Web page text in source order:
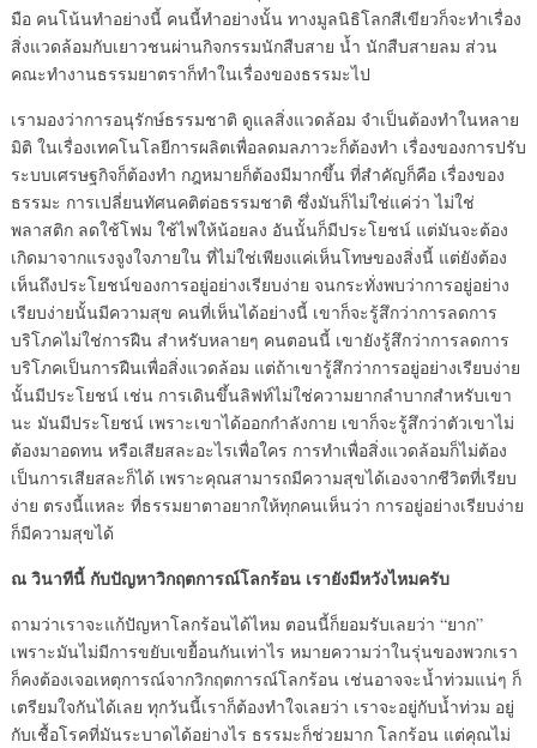
มือ คนโน้นทำอย่างนี้ คนนี้ทำอย่างนั้น ทางมูลนิธิโลกสีเขียวก็จะทำเรื่อง
สิ่งแวดล้อมกับเยาวชนผ่านกิจกรรมนักสืบสาย น้ำ นักสืบสายลม ส่วน
คณะทำงานธรรมยาตราก็ทำในเรื่องของธรรมะไป
เรามองว่าการอนุรักษ์ธรรมชาติ ดูแลสิ่งแวดล้อม จำเป็นต้องทำในหลาย
มิติ ในเรื่องเทคโนโลยีการผลิตเพื่อลดมลภาวะก็ต้องทำ เรื่องของการปรับ
ระบบเศรษฐกิจก็ต้องทำ กฎหมายก็ต้องมีมากขึ้น ที่สำคัญก็คือ เรื่องของ
ธรรมะ การเปลี่ยนทัศนคติต่อธรรมชาติ ซึ่งมันก็ไม่ใช่แค่ว่า ไม่ใช่
พลาสติก ลดใช้โฟม ใช้ไฟให้น้อยลง อันนั้นก็มีประโยชน์ แต่มันจะต้อง
เกิดมาจากแรงจูงใจภายใน ที่ไม่ใช่เพียงแค่เห็นโทษของสิ่งนี้ แต่ยังต้อง
เห็นถึงประโยชน์ของการอยู่อย่างเรียบง่าย จนกระทั่งพบว่าการอยู่อย่าง
เรียบง่ายนั้นมีความสุข คนที่เห็นได้อย่างนี้ เขาก็จะรู้สึกว่าการลดการ
บริโภคไม่ใช่การฝืน สำหรับหลายๆ คนตอนนี้ เขายังรู้สึกว่าการลดการ
บริโภคเป็นการฝืนเพื่อสิ่งแวดล้อม แต่ถ้าเขารู้สึกว่าการอยู่อย่างเรียบง่าย
นั้นมีประโยชน์ เช่น การเดินขึ้นลิฟท์ไม่ใช่ความยากลำบากสำหรับเขา
นะ มันมีประโยชน์ เพราะเขาได้ออกกำลังกาย เขาก็จะรู้สึกว่าตัวเขาไม่
ต้องมาอดทน หรือเสียสละอะไรเพื่อใคร การทำเพื่อสิ่งแวดล้อมก็ไม่ต้อง
เป็นการเสียสละก็ได้ เพราะคุณสามารถมีความสุขได้เองจากชีวิตที่เรียบ
ง่าย ตรงนี้แหละ ที่ธรรมยาตาอยากให้ทุกคนเห็นว่า การอยู่อย่างเรียบง่าย
ก็มีความสุขได้
ณ วินาทีนี้ กับปัญหาวิกฤตการณ์โลกร้อน เรายังมีหวังไหมครับ
ถามว่าเราจะแก้ปัญหาโลกร้อนได้ไหม ตอนนี้ก็ยอมรับเลยว่า “ยาก”
เพราะมันไม่มีการขยับเขยื้อนกันเท่าไร หมายความว่าในรุ่นของพวกเรา
ก็คงต้องเจอเหตุการณ์จากวิกฤตการณ์โลกร้อน เช่นอาจจะน้ำท่วมแน่ๆ ก็
เตรียมใจกันได้เลย ทุกวันนี้เราก็ต้องทำใจเลยว่า เราจะอยู่กับน้ำท่วม อยู่
กับเชื้อโรคที่มันระบาดได้อย่างไร ธรรมะก็ช่วยมาก โลกร้อน แต่คุณไม่